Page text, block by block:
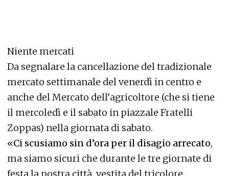
Niente mercati
Da segnalare la cancellazione del tradizionale
mercato settimanale del venerdì in centro e
anche del Mercato dell’agricoltore (che si tiene
il mercoledì e il sabato in piazzale Fratelli
Zoppas) nella giornata di sabato.
«Ci scusiamo sin d’ora per il disagio arrecato,
ma siamo sicuri che durante le tre giornate di